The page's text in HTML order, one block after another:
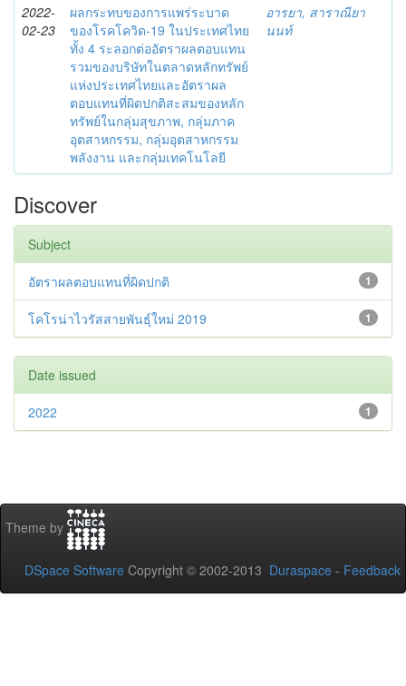
2022-
02-23
ผลกระทบของการแพร่ระบาด
ของโรคโควิด-19 ในประเทศไทย
ทั้ง 4 ระลอกต่ออัตราผลตอบแทน
รวมของบริษัทในตลาดหลักทรัพย์
แห่งประเทศไทยและอัตราผล
ตอบแทนที่ผิดปกติสะสมของหลัก
ทรัพย์ในกลุ่มสุขภาพ, กลุ่มภาค
อุตสาหกรรม, กลุ่มอุตสาหกรรม
พลังงาน และกลุ่มเทคโนโลยี
อารยา, สาราณียา
นนท์
Discover
Subject
1
อัตราผลตอบแทนที่ผิดปกติ
1
โคโรน่าไวรัสสายพันธุ์ใหม่ 2019
Date issued
1
2022
Theme by
DSpace Software Copyright © 2002-2013 Duraspace - Feedback